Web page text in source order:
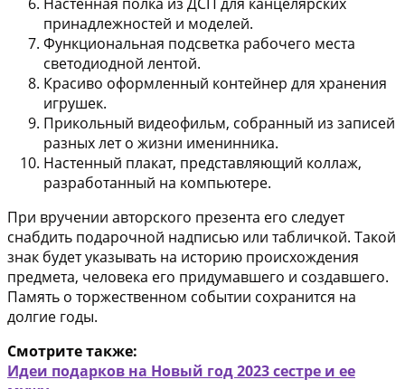
принадлежностей и моделей.
Функциональная подсветка рабочего места
светодиодной лентой.
Красиво оформленный контейнер для хранения
игрушек.
Прикольный видеофильм, собранный из записей
разных лет о жизни именинника.
Настенный плакат, представляющий коллаж,
разработанный на компьютере.
При вручении авторского презента его следует
снабдить подарочной надписью или табличкой. Такой
знак будет указывать на историю происхождения
предмета, человека его придумавшего и создавшего.
Память о торжественном событии сохранится на
долгие годы.
Смотрите также:
Идеи подарков на Новый год 2023 сестре и ее